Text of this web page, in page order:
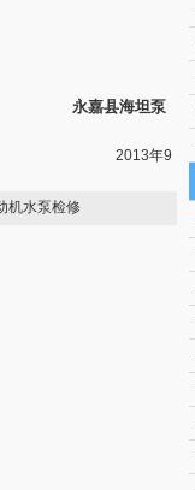
泵
9
机水泵检修